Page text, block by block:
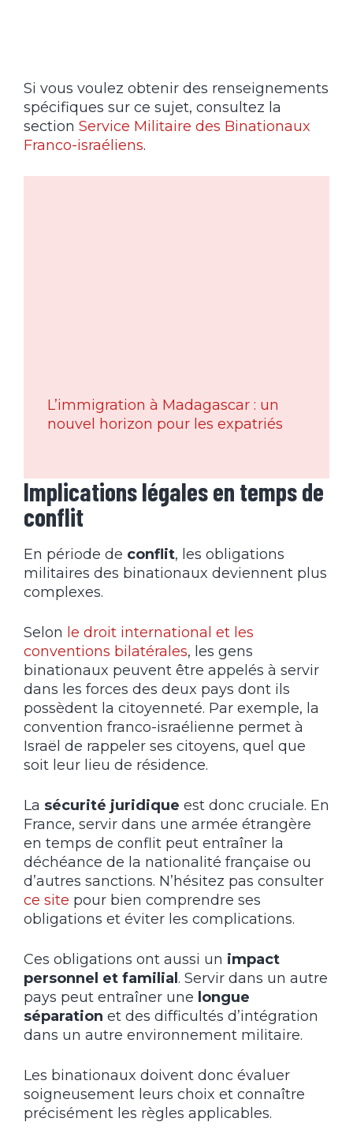
Si vous voulez obtenir des renseignements
spécifiques sur ce sujet, consultez la
section Service Militaire des Binationaux
Franco-israéliens.
L’immigration à Madagascar : un
nouvel horizon pour les expatriés
Implications légales en temps de
conflit
En période de conflit, les obligations
militaires des binationaux deviennent plus
complexes.
Selon le droit international et les
conventions bilatérales, les gens
binationaux peuvent être appelés à servir
dans les forces des deux pays dont ils
possèdent la citoyenneté. Par exemple, la
convention franco-israélienne permet à
Israël de rappeler ses citoyens, quel que
soit leur lieu de résidence.
La sécurité juridique est donc cruciale. En
France, servir dans une armée étrangère
en temps de conflit peut entraîner la
déchéance de la nationalité française ou
d’autres sanctions. N’hésitez pas consulter
ce site pour bien comprendre ses
obligations et éviter les complications.
Ces obligations ont aussi un impact
personnel et familial . Servir dans un autre
pays peut entraîner une longue
séparation et des difficultés d’intégration
dans un autre environnement militaire.
Les binationaux doivent donc évaluer
soigneusement leurs choix et connaître
précisément les règles applicables.